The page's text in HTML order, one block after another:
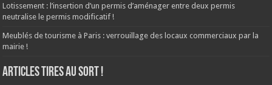
Lotissement : l’insertion d’un permis d’aménager entre deux permis
neutralise le permis modificatif !
Meublés de tourisme à Paris : verrouillage des locaux commerciaux par la
mairie !
ARTICLES TIRES AU SORT !